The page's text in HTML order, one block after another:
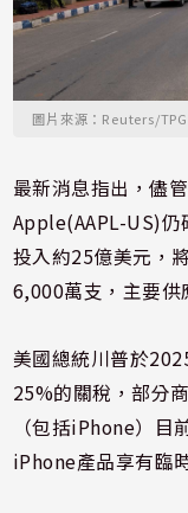
圖片來源：Reuters/TPG
最新消息指出，儘
Apple(AAPL-US)仍
投入約25億美元，
6,000萬支，主要供
美國總統川普於
25%的關稅，部分
（包括iPhone）
iPhone產品享有臨